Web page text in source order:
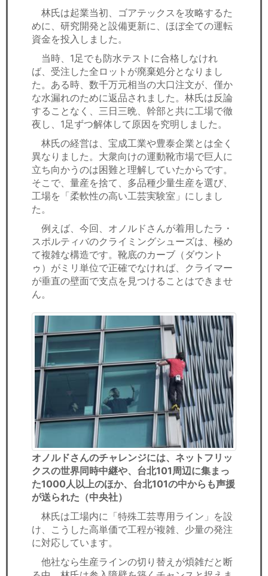
林氏は起業当初、ゴアテックスを攻略するた
めに、研究開発と設備更新に、ほぼ全ての運転
資金を投入しました。
当時、1足でも防水テストに合格しなけれ
ば、受注した全ロットが廃棄処分となりまし
た。ある時、数千万元相当の大口注文が、僅か
な水漏れのために返品されました。林氏は反論
することなく、三日三晩、幹部と共に工場で徹
夜し、1足ずつ解体して原因を究明しました。
林氏の経営は、宝成工業や豊泰企業とは全く
異なりました。大衆向けの運動靴市場で巨人に
立ち向かうのは困難と理解していたからです。
そこで、量産を捨て、多品種少量生産を選び、
工場を「柔軟性の高い工芸実験室」にしまし
た。
例えば、今回、オノルドさんが着用したラ・
スポルティバのクライミングシューズは、極め
て複雑な構造です。靴底のカーブ（ダウント
ゥ）がミリ単位で正確でなければ、クライマー
が垂直の壁面で支点を見つけることはできませ
ん。
オノルドさんのチャレンジには、ネットフリッ
クスの世界同時中継や、台北101周辺に集まっ
た1000人以上のほか、台北101の中からも声援
が送られた（中央社）
林氏は工場内に「特殊工芸専用ライン」を設
け、こうした高単価で工程が複雑、少量の発注
に対応しています。
他社なら生産ラインの切り替えが煩雑だと断